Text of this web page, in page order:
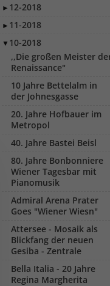
► 12-2018
► 11-2018
▼ 10-2018
,,Die großen Meister
Renaissance"
10 Jahre Bettelalm in
der Johnesgasse
20. Jahre Hofbauer im
Metropol
40. Jahre Bastei Beisl
80. Jahre Bonbonniere
Wiener Tagesbar mit
Pianomusik
Admiral Arena Prater
Goes "Wiener Wiesn"
Attersee - Mosaik als
Blickfang der neuen
Gesiba - Zentrale
Bella Italia - 20 Jahre
Regina Margherita